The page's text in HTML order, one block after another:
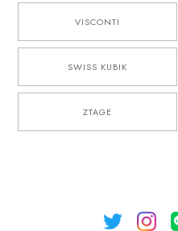
VISCONTI
SWISS KUBIK
ZTAGE